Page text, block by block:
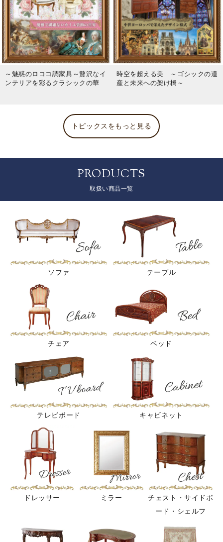
～魅惑のロココ調家具～贅沢なイ
ンテリアを彩るクラシックの華
時空を超える美 ～ゴシックの遺
産と未来への架け橋～
トピックスをもっと見る
PRODUCTS
取扱い商品一覧
ソファ テーブル
チェア ベッド
テレビボード キャビネット
ドレッサー ミラー
チェスト・サイドボ
ード・シェルフ